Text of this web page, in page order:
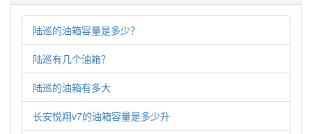
陆巡的油箱容量是多少？
陆巡有几个油箱？
陆巡的油箱有多大
长安悦翔v7的油箱容量是多少升